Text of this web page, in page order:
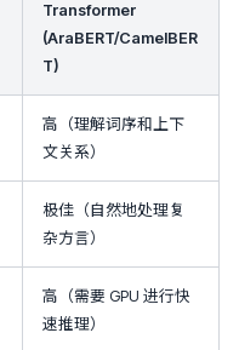
Transformer
(AraBERT/CamelBER
T)
高（理解词序和上下
文关系）
极佳（自然地处理复
杂方言）
高（需要 GPU 进行快
速推理）